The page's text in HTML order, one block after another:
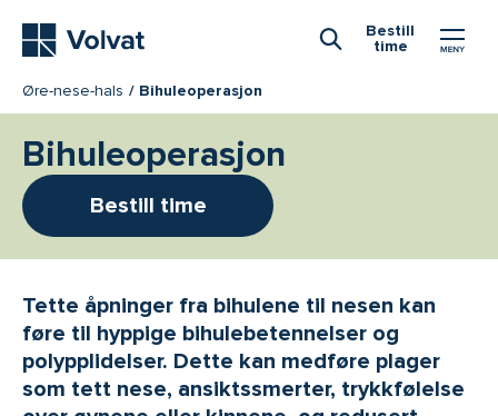
Bestill
time
Øre-nese-hals Bihuleoperasjon
Bihuleoperasjon
Bestill time
Tette åpninger fra bihulene til nesen kan
føre til hyppige bihulebetennelser og
polypplidelser. Dette kan medføre plager
som tett nese, ansiktssmerter, trykkfølelse